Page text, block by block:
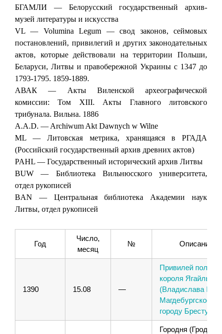
БГАМЛИ — Белорусский государственный архив-
музей литературы и искусства
VL — Volumina Legum — свод законов, сеймовых
постановлений, привилегий и других законодательных
актов, которые действовали на территории Польши,
Беларуси, Литвы и правобережной Украины с 1347 до
1793-1795. 1859-1889.
АВАК — Акты Виленской археографической
комиссии: Том XIII. Акты Главного литовского
трибунала. Вильна. 1886
A.A.D. — Archiwum Akt Dawnych w Wilne
ML — Литовская метрика, хранящаяся в РГАДА
(Российский государственный архив древних актов)
PAHL — Государственный исторический архив Литвы
BUW — Библиотека Вильнюсского университета,
отдел рукописей
BAN — Центральная библиотека Академии наук
Литвы, отдел рукописей
Год
Число,
месяц
№ Описание
1390 15.08 —
Привилей
короля Ягайлы
(Владислава II) на
Магдебургское
городу Бресту
Городня (Гродно),